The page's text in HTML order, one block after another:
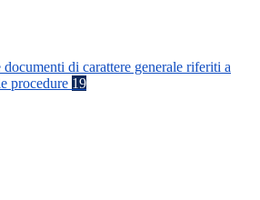
di carattere generale riferiti a
procedure 19